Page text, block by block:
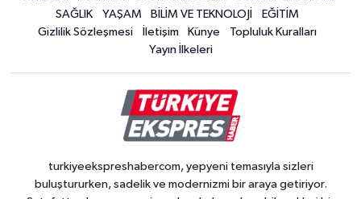
SAĞLIK
YAŞAM BİLİM VE TEKNOLOJİ
EĞİTİM
Gizlilik Sözleşmesi
İletişim Künye
Topluluk Kuralları
Yayın İlkeleri
turkiyeekspreshabercom, yepyeni temasıyla sizleri
buluştururken, sadelik ve modernizmi bir araya getiriyor.